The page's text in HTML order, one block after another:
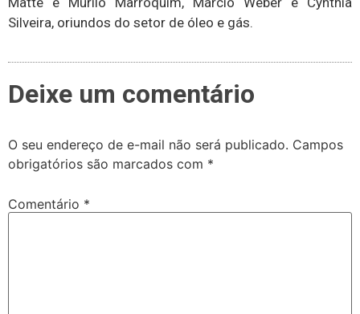
Silveira, oriundos do setor de óleo e gás.
Deixe um comentário
O seu endereço de e-mail não será publicado. Campos
obrigatórios são marcados com *
Comentário *